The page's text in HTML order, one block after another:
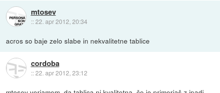
mtosev
::22. apr 2012, 20:34
acros so baje zelo slabe in nekvalitetne tablice
cordoba
::22. apr 2012, 23:12